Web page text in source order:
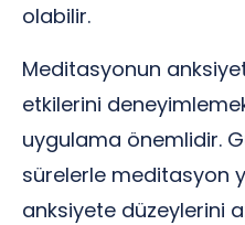
olabilir.
Meditasyonun
etkilerini
uygulama önemlidir.
sürelerle meditasyon
anksiyete düzeylerini